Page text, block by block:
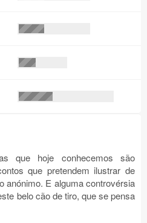
que hoje conhecemos são
que pretendem ilustrar de
anónimo. E alguma controvérsia
belo cão de tiro, que se pensa